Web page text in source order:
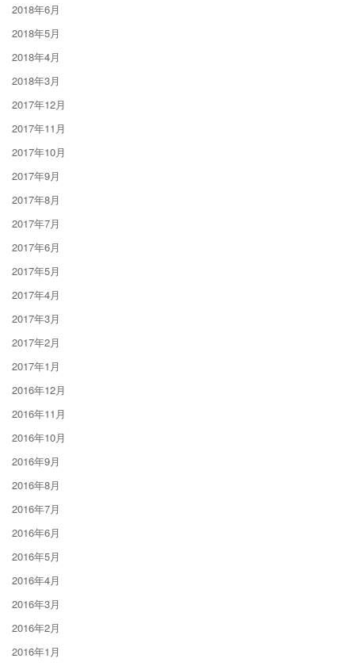
2018年6月
2018年5月
2018年4月
2018年3月
2017年12月
2017年11月
2017年10月
2017年9月
2017年8月
2017年7月
2017年6月
2017年5月
2017年4月
2017年3月
2017年2月
2017年1月
2016年12月
2016年11月
2016年10月
2016年9月
2016年8月
2016年7月
2016年6月
2016年5月
2016年4月
2016年3月
2016年2月
2016年1月